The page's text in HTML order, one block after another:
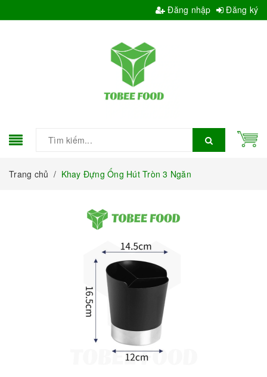
Đăng nhập Đăng ký
Trang chủ / Khay Đựng Ống Hút Tròn 3 Ngăn